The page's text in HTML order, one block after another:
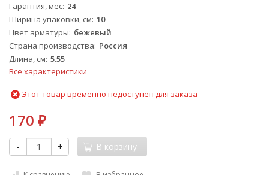
Гарантия, мес 24
Ширина упаковки, см 10
Цвет арматуры бежевый
Страна производства Россия
Длина, см 5.55
Все характеристики
Этот товар временно недоступен для заказа
170 ₽
- + В корзину